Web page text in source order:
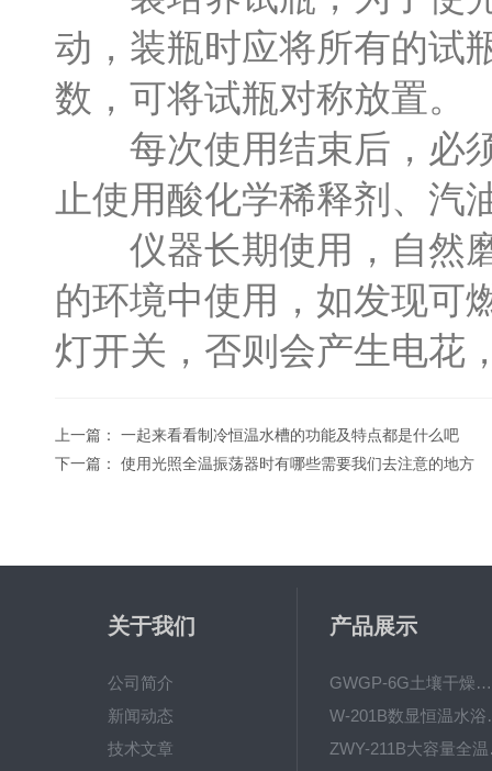
动，装瓶时应将所有的试
数，可将试瓶对称放置。
每次使用结束后，必须
止使用酸化学稀释剂、汽
仪器长期使用，自然磨
的环境中使用，如发现可
灯开关，否则会产生电花
上一篇： 一起来看看制冷恒温水槽的功能及特点都是什么吧
下一篇： 使用光照全温振荡器时有哪些需要我们去注意的地方
关于我们
公司简介
新闻动态
技术文章
产品展示
GWGP-6G土壤干燥柜-干燥箱/干燥机
W-